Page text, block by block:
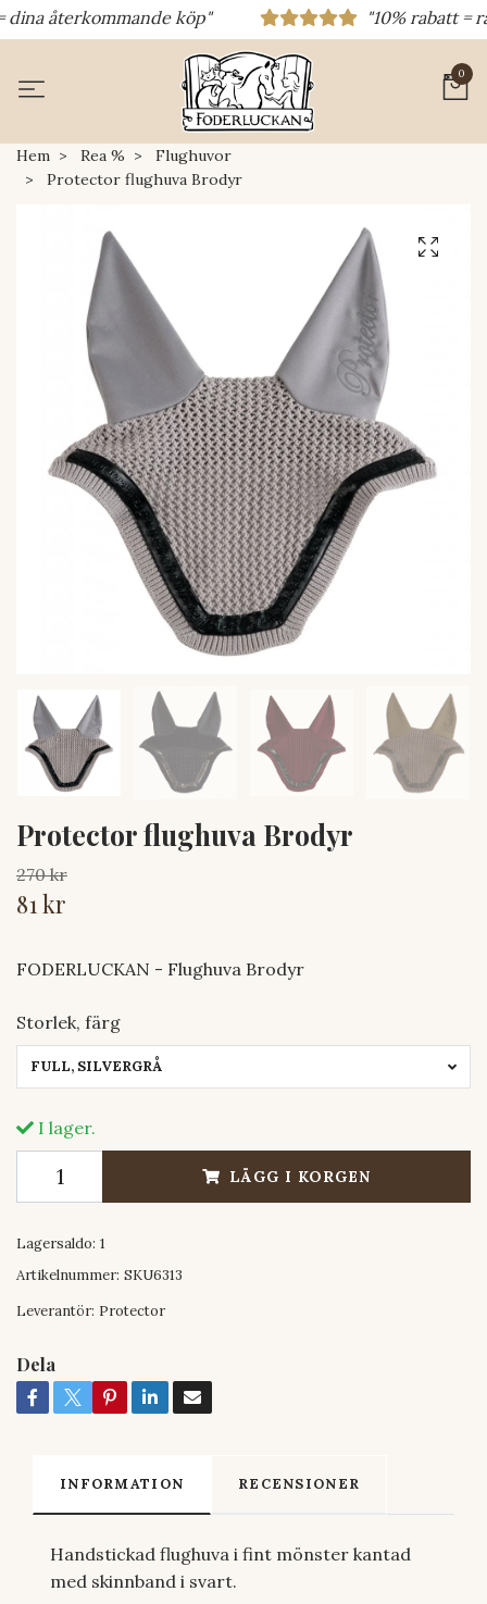
återkommande köp" "10% rabatt =
0
Hem Rea %
Flughuvor
Protector flughuva Brodyr
Protector flughuva Brodyr
270 kr
81 kr
FODERLUCKAN - Flughuva Brodyr
Storlek, färg
FULL, SILVERGRÅ
I lager.
LÄGG I KORGEN
Lagersaldo: 1
Artikelnummer: SKU6313
Leverantör: Protector
Dela
INFORMATION RECENSIONER
Handstickad flughuva i fint mönster kantad
med skinnband i svart.